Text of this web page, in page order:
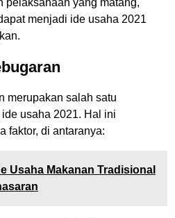
menjadi ide usaha 2021
merupakan salah satu
usaha 2021. Hal ini
faktor, di antaranya:
Usaha Makanan Tradisional